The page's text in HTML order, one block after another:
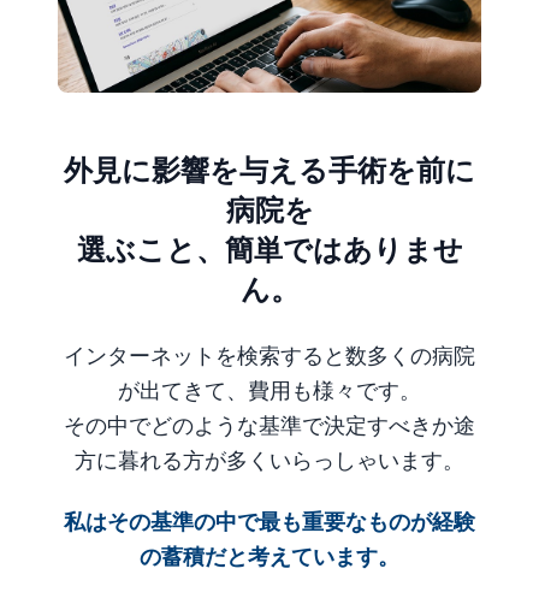
外見に影響を与える手術を前に
病院を
選ぶこと、簡単ではありませ
ん。
インターネットを検索すると数多くの病院
が出てきて、費用も様々です。
その中でどのような基準で決定すべきか途
方に暮れる方が多くいらっしゃいます。
私はその基準の中で最も重要なものが経験
の蓄積だと考えています。